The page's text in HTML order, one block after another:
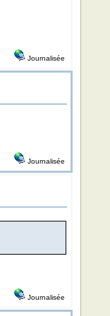
Journalisée
Journalisée
Journalisée